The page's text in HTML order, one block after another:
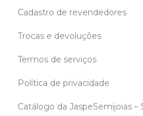
Cadastro de revendedores
Trocas e devoluções
Termos de serviços
Política de privacidade
Catálogo da JaspeSemijoias –